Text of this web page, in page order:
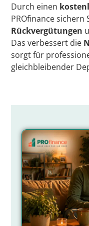
Durch einen
PROfinance sichern
Rückvergütungen
Das verbessert die
sorgt für
gleichbleibender